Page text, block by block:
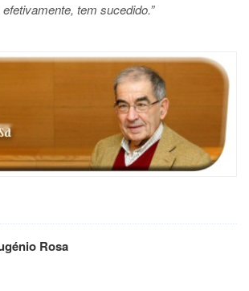
tem sucedido.”
Rosa